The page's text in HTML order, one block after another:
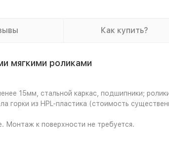
Как купить?
мягкими роликами
15мм, стальной каркас, подшипники;
горки из HPL-пластика (стоимость
Монтаж к поверхности не требуется.